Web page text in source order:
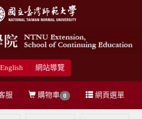
English 網站導覽
網頁選單
購物車 0
服